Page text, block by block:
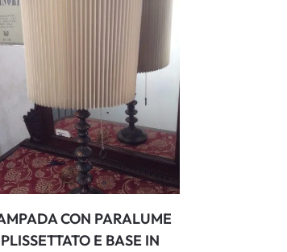
CON PARALUME
PLISSETTATO E BASE IN